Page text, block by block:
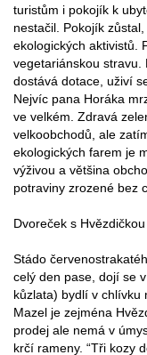
turistům i pokojík k
nestačil. Pokojík
ekologických aktivistů.
vegetariánskou
dostává dotace, uživí
Nejvíc pana Horáka
ve velkém. Zdravá
velkoobchodů, ale
ekologických farem je
výživou a většina
potraviny zrozené bez
Dvoreček s Hvězdičkou
Stádo
celý den pase, dojí se
kůzlata) bydlí v chlívku
Mazel je zejména
prodej ale nemá v
krčí rameny. “Tři kozy